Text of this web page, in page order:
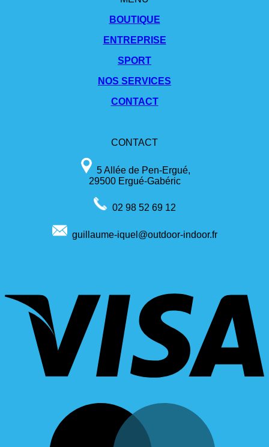
BOUTIQUE
ENTREPRISE
SPORT
NOS SERVICES
CONTACT
CONTACT
5 Allée de Pen-Ergué,
29500 Ergué-Gabéric
02 98 52 69 12
guillaume-iquel@outdoor-indoor.fr